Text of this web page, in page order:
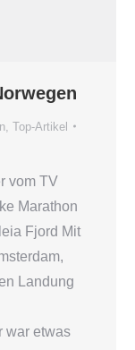
Top-Artikel
vom TV
Marathon
Fjord Mit
Landung
war etwas